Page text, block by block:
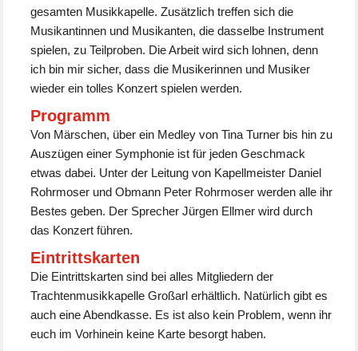
gesamten Musikkapelle. Zusätzlich treffen sich die
Musikantinnen und Musikanten, die dasselbe Instrument
spielen, zu Teilproben. Die Arbeit wird sich lohnen, denn
ich bin mir sicher, dass die Musikerinnen und Musiker
wieder ein tolles Konzert spielen werden.
Programm
Von Märschen, über ein Medley von Tina Turner bis hin zu
Auszügen einer Symphonie ist für jeden Geschmack
etwas dabei. Unter der Leitung von Kapellmeister Daniel
Rohrmoser und Obmann Peter Rohrmoser werden alle ihr
Bestes geben. Der Sprecher Jürgen Ellmer wird durch
das Konzert führen.
Eintrittskarten
Die Eintrittskarten sind bei alles Mitgliedern der
Trachtenmusikkapelle Großarl erhältlich. Natürlich gibt es
auch eine Abendkasse. Es ist also kein Problem, wenn ihr
euch im Vorhinein keine Karte besorgt haben.